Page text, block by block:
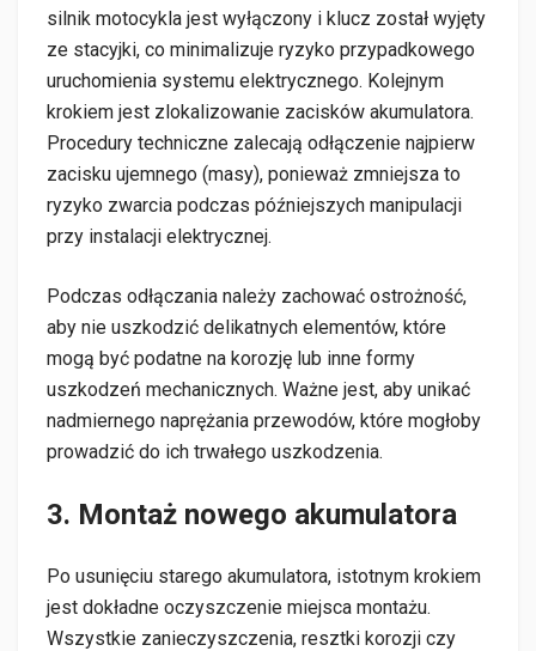
silnik motocykla jest wyłączony i klucz został wyjęty
ze stacyjki, co minimalizuje ryzyko przypadkowego
uruchomienia systemu elektrycznego. Kolejnym
krokiem jest zlokalizowanie zacisków akumulatora.
Procedury techniczne zalecają odłączenie najpierw
zacisku ujemnego (masy), ponieważ zmniejsza to
ryzyko zwarcia podczas późniejszych manipulacji
przy instalacji elektrycznej.
Podczas odłączania należy zachować ostrożność,
aby nie uszkodzić delikatnych elementów, które
mogą być podatne na korozję lub inne formy
uszkodzeń mechanicznych. Ważne jest, aby unikać
nadmiernego naprężania przewodów, które mogłoby
prowadzić do ich trwałego uszkodzenia.
3. Montaż nowego akumulatora
Po usunięciu starego akumulatora, istotnym krokiem
jest dokładne oczyszczenie miejsca montażu.
Wszystkie zanieczyszczenia, resztki korozji czy